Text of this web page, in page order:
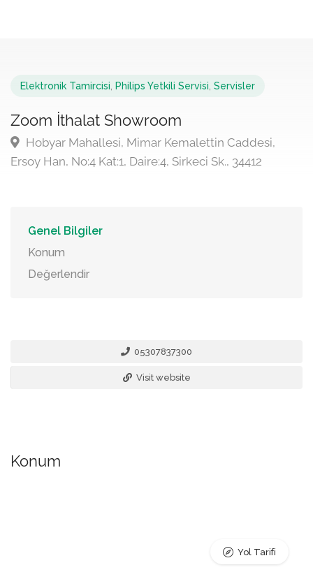
Elektronik Tamircisi Philips Yetkili Servisi Servisler
Zoom İthalat Showroom
Hobyar Mahallesi, Mimar Kemalettin Caddesi,
Ersoy Han, No:4 Kat:1, Daire:4, Sirkeci Sk., 34412
Genel Bilgiler
Konum
Değerlendir
05307837300
Visit website
Konum
Yol Tarifi